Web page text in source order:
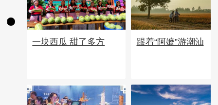
一块西瓜 甜了多方 跟着“阿嬷”游潮汕